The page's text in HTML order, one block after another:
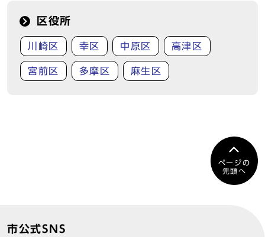
区役所
川崎区 幸区 中原区 高津区
宮前区 多摩区 麻生区
ページの
先頭へ
市公式SNS